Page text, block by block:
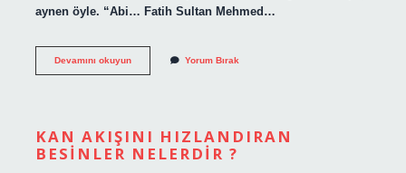
aynen öyle. “Abi… Fatih Sultan Mehmed…
Devamını okuyunFatih
Sultan
Yorum Bırak
KAN AKIŞINI HIZLANDIRAN
BESINLER NELERDIR ?